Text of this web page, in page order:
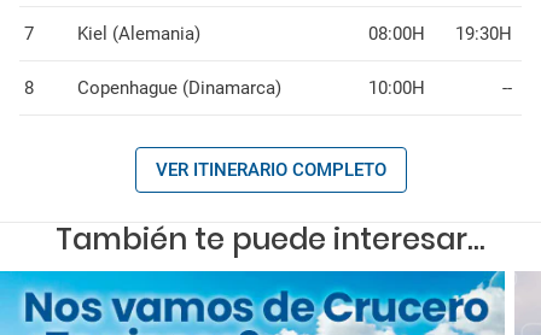
7 Kiel (Alemania) 08:00H 19:30H
8 Copenhague (Dinamarca) 10:00H --
VER ITINERARIO COMPLETO
También te puede interesar...